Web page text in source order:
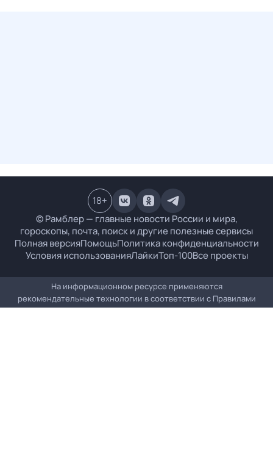
© Рамблер — главные новости России и мира,
гороскопы, почта, поиск и другие полезные сервисы
Полная версияПомощьПолитика конфиденциальности
Условия использованияЛайкиТоп-100Все проекты
18+
На информационном ресурсе применяются
рекомендательные технологии в соответствии с Правилами